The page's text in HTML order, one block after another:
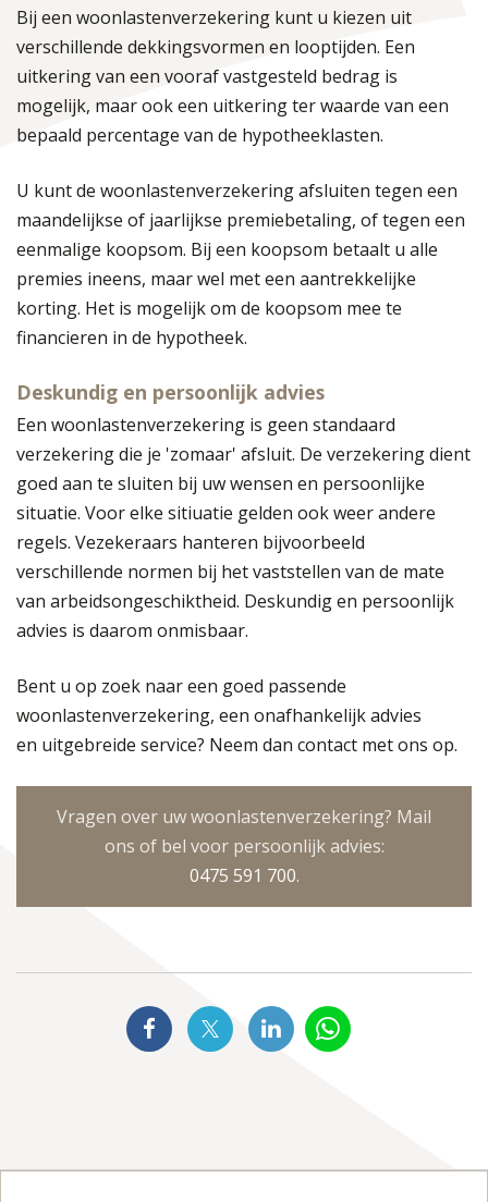
Bij een woonlastenverzekering kunt u kiezen uit
verschillende dekkingsvormen en looptijden. Een
uitkering van een vooraf vastgesteld bedrag is
mogelijk, maar ook een uitkering ter waarde van een
bepaald percentage van de hypotheeklasten.
U kunt de woonlastenverzekering afsluiten tegen een
maandelijkse of jaarlijkse premiebetaling, of tegen een
eenmalige koopsom. Bij een koopsom betaalt u alle
premies ineens, maar wel met een aantrekkelijke
korting. Het is mogelijk om de koopsom mee te
financieren in de hypotheek.
Deskundig en persoonlijk advies
Een woonlastenverzekering is geen standaard
verzekering die je 'zomaar' afsluit. De verzekering dient
goed aan te sluiten bij uw wensen en persoonlijke
situatie. Voor elke sitiuatie gelden ook weer andere
regels. Vezekeraars hanteren bijvoorbeeld
verschillende normen bij het vaststellen van de mate
van arbeidsongeschiktheid. Deskundig en persoonlijk
advies is daarom onmisbaar.
Bent u op zoek naar een goed passende
woonlastenverzekering, een onafhankelijk advies
en uitgebreide service? Neem dan contact met ons op.
Vragen over uw woonlastenverzekering? Mail
ons of bel voor persoonlijk advies:
0475 591 700.